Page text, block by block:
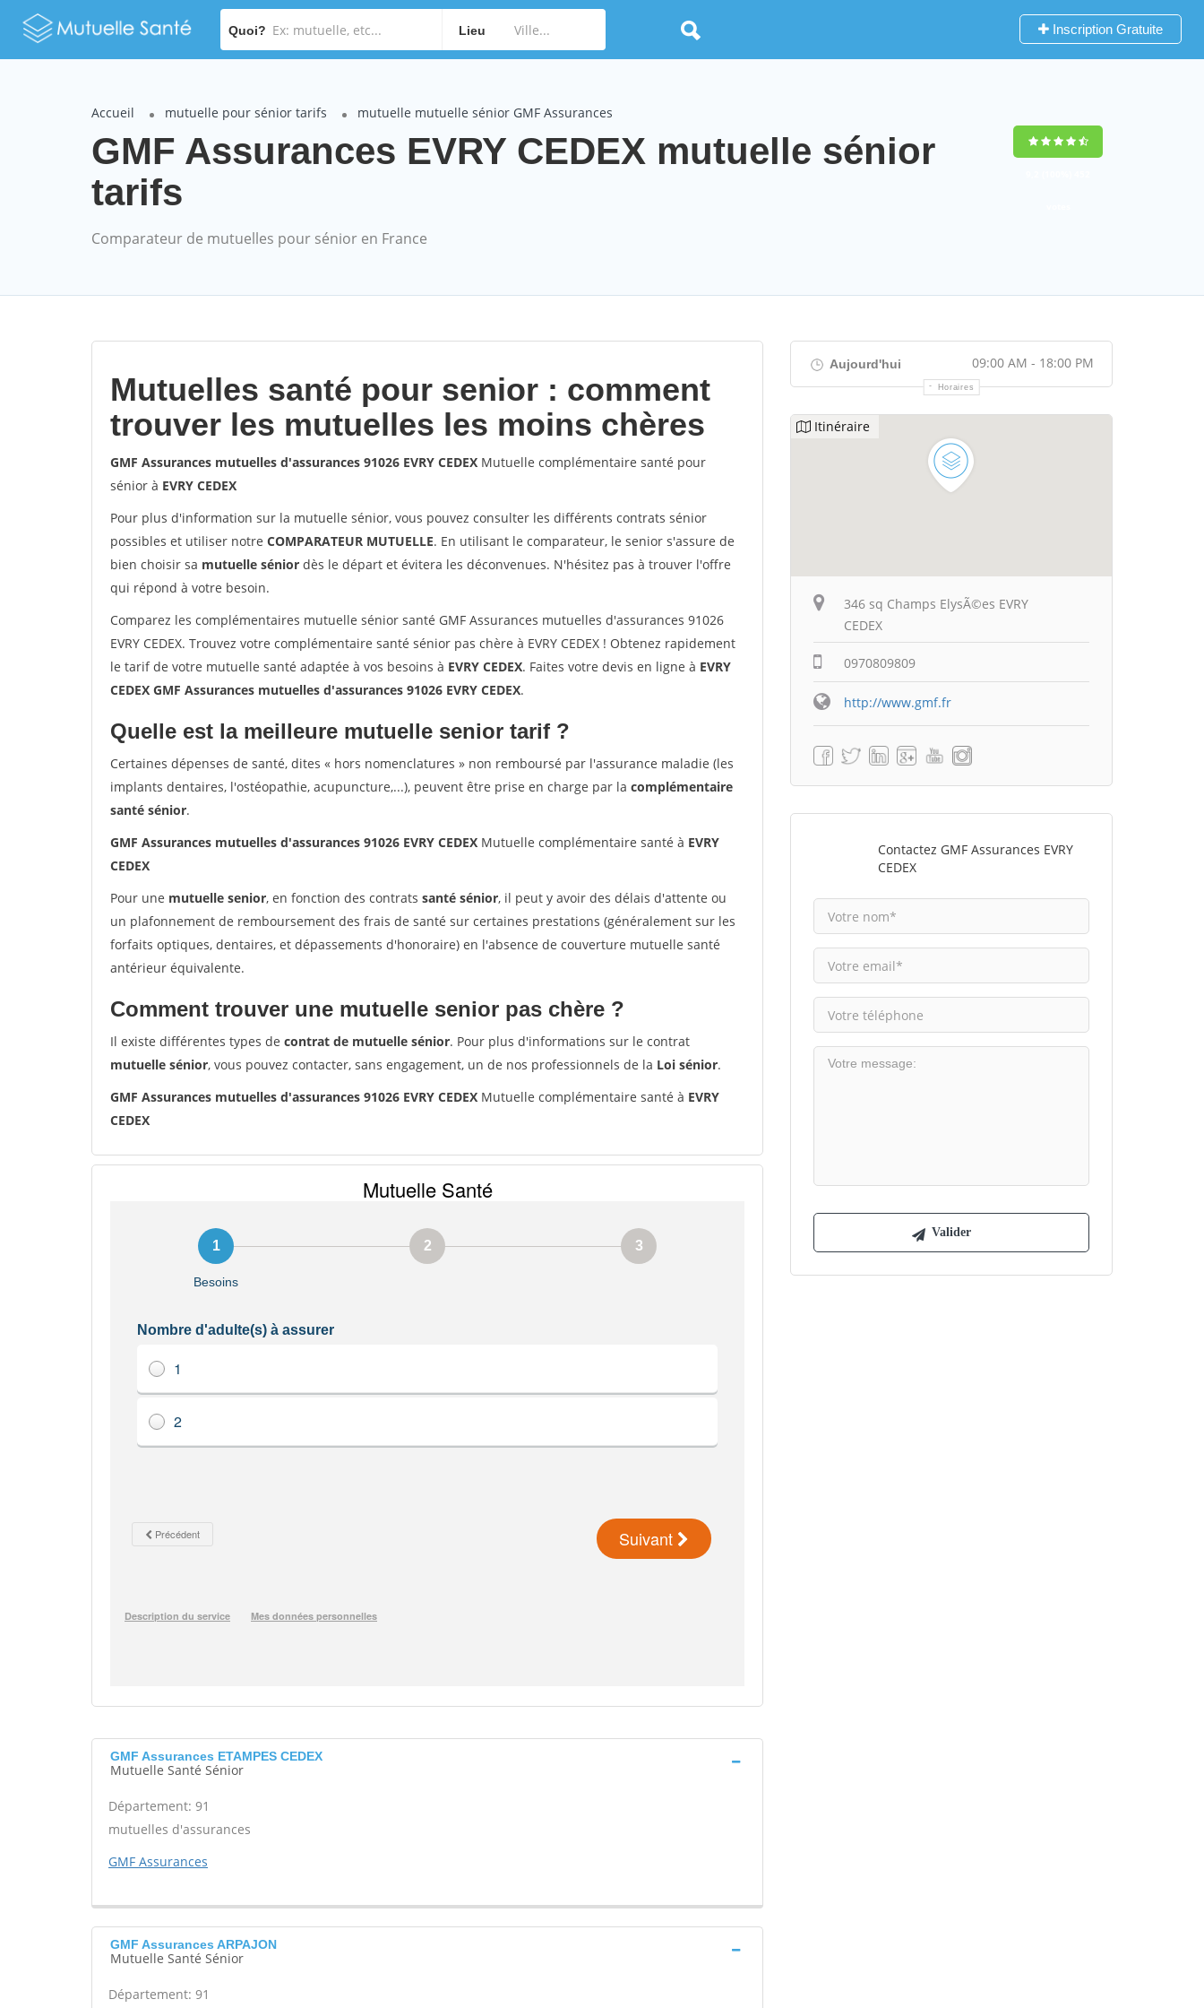
Quoi? Lieu Inscription Gratuite
Accueil mutuelle pour sénior tarifs mutuelle mutuelle sénior GMF Assurances
GMF Assurances EVRY CEDEX mutuelle sénior
tarifs
Comparateur de mutuelles pour sénior en France
Mutuelles santé pour senior : comment
trouver les mutuelles les moins chères
GMF Assurances mutuelles d'assurances 91026 EVRY CEDEX Mutuelle complémentaire santé pour
sénior à EVRY CEDEX
Pour plus d'information sur la mutuelle sénior, vous pouvez consulter les différents contrats sénior
possibles et utiliser notre COMPARATEUR MUTUELLE. En utilisant le comparateur, le senior s'assure de
bien choisir sa mutuelle sénior dès le départ et évitera les déconvenues. N'hésitez pas à trouver l'offre
qui répond à votre besoin.
Comparez les complémentaires mutuelle sénior santé GMF Assurances mutuelles d'assurances 91026
EVRY CEDEX. Trouvez votre complémentaire santé sénior pas chère à EVRY CEDEX ! Obtenez rapidement
le tarif de votre mutuelle santé adaptée à vos besoins à EVRY CEDEX. Faites votre devis en ligne à EVRY
CEDEX GMF Assurances mutuelles d'assurances 91026 EVRY CEDEX.
Quelle est la meilleure mutuelle senior tarif ?
Certaines dépenses de santé, dites « hors nomenclatures » non remboursé par l'assurance maladie (les
implants dentaires, l'ostéopathie, acupuncture,...), peuvent être prise en charge par la complémentaire
santé sénior.
GMF Assurances mutuelles d'assurances 91026 EVRY CEDEX Mutuelle complémentaire santé à EVRY
CEDEX
Pour une mutuelle senior, en fonction des contrats santé sénior, il peut y avoir des délais d'attente ou
un plafonnement de remboursement des frais de santé sur certaines prestations (généralement sur les
forfaits optiques, dentaires, et dépassements d'honoraire) en l'absence de couverture mutuelle santé
antérieur équivalente.
Comment trouver une mutuelle senior pas chère ?
Il existe différentes types de contrat de mutuelle sénior. Pour plus d'informations sur le contrat
mutuelle sénior, vous pouvez contacter, sans engagement, un de nos professionnels de la Loi sénior.
GMF Assurances mutuelles d'assurances 91026 EVRY CEDEX Mutuelle complémentaire santé à EVRY
CEDEX
GMF Assurances ETAMPES CEDEX
Mutuelle Santé Sénior
Département: 91
mutuelles d'assurances
GMF Assurances
GMF Assurances ARPAJON
Mutuelle Santé Sénior
Département: 91
Aujourd'hui 09:00 AM - 18:00 PM
Horaires
Itinéraire
346 sq Champs ElysÃ©es EVRY
CEDEX
0970809809
http://www.gmf.fr
Contactez GMF Assurances EVRY
CEDEX